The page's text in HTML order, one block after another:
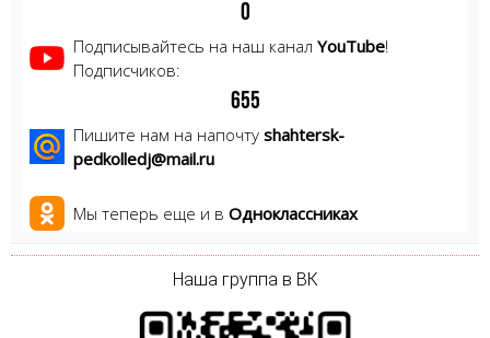
0
Подписывайтесь на наш канал YouTube!
Подписчиков:
655
Пишите нам на напочту shahtersk-
pedkolledj@mail.ru
Мы теперь еще и в Одноклассниках
Наша группа в ВК